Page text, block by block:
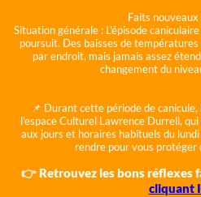
Faits nouveaux
Situation générale : L'épisode
poursuit. Des baisses de
par endroit, mais jamais assez
changement du
📌 Durant cette période de
l'espace Culturel Lawrence Durrell,
aux jours et horaires habituels du
rendre pour vous protéger
👉 Retrouvez les bons réflexes
cliquant